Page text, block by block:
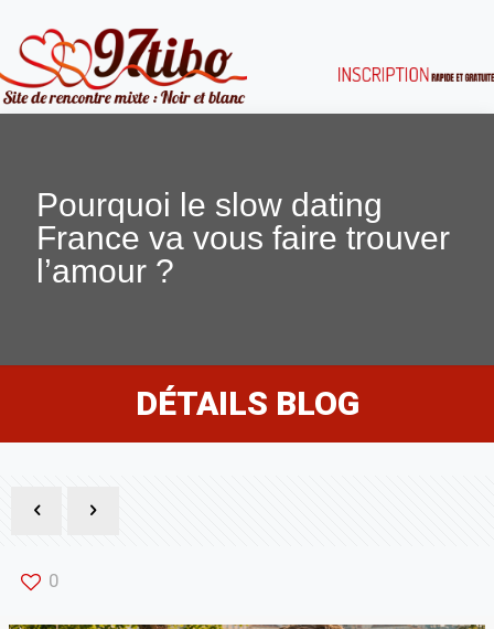
Pourquoi le slow dating
France va vous faire trouver
l’amour ?
DÉTAILS BLOG
0